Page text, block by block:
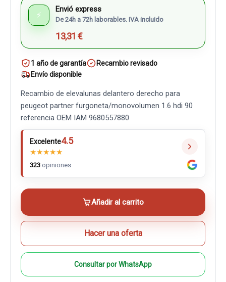
⚡
Envió express
De 24h a 72h laborables. IVA incluido
13,31 €
1 año de garantía
Recambio revisado
Envío disponible
Recambio de elevalunas delantero derecho para
peugeot partner furgoneta/monovolumen 1.6 hdi 90
referencia OEM IAM 9680557880
Excelente4.5
★★★★★
323 opiniones
Añadir al carrito
Hacer una oferta
Consultar por WhatsApp